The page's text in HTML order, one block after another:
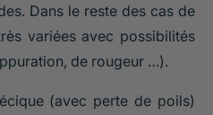
Dans le reste des cas de
variées avec possibilités
de rougeur …).
(avec perte de poils)